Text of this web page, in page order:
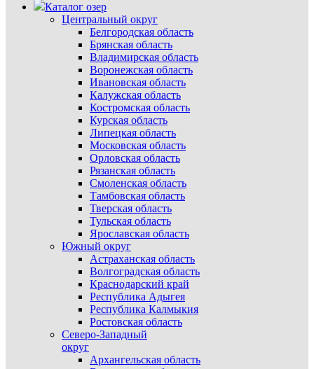
Каталог озер
Центральный округ
Белгородская область
Брянская область
Владимирская область
Воронежская область
Ивановская область
Калужская область
Костромская область
Курская область
Липецкая область
Московская область
Орловская область
Рязанская область
Смоленская область
Тамбовская область
Тверская область
Тульская область
Ярославская область
Южный округ
Астраханская область
Волгоградская область
Краснодарский край
Республика Адыгея
Республика Калмыкия
Ростовская область
Северо-Западный
округ
Архангельская область